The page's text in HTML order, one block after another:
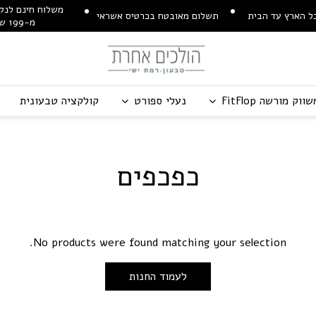
הארץ עד הבית תשלום מאובטח בכרטיס אשראי
משלוח חינם
מ-199 ש"ח
מורשה FitFlop נעלי ספורט קולקציה טבעונית
כפכפים
No products were found matching your selection.
לעמוד החנות